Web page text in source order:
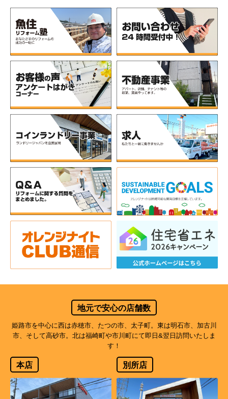
地元で安心の店舗数
姫路市を中心に西は赤穂市、たつの市、太子町。東は明石市、加古川
市、そして高砂市。北は福崎町や市川町にて即日&翌日訪問いたしま
す！
本店 別所店